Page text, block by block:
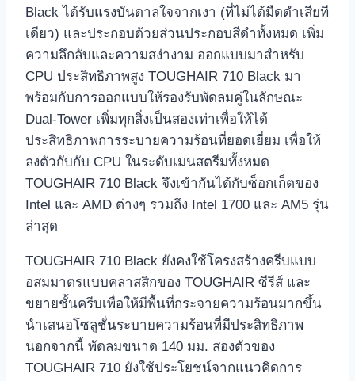
Black ได้รับแรงบันดาลใจจากเงา (ที่ไม่ได้มืดดำเสียที
เดียว) และประกอบด้วยส่วนประกอบสีดำทั้งหมด เพิ่ม
ความลึกลับและความสง่างาม ออกแบบมาสำหรับ
CPU ประสิทธิภาพสูง TOUGHAIR 710 Black มา
พร้อมกับการออกแบบให้รองรับพัดลมคู่ในลักษณะ
Dual-Tower เพิ่มทุกสิ่งเป็นสองเท่าเพื่อให้ได้
ประสิทธิภาพการระบายความร้อนที่ยอดเยี่ยม เพื่อให้
ลงตัวกับกับ CPU ในระดับเมนสตรีมทั้งหมด
TOUGHAIR 710 Black จึงเข้ากันได้กับซ็อกเก็ตของ
Intel และ AMD ต่างๆ รวมถึง Intel 1700 และ AM5 รุ่น
ล่าสุด
TOUGHAIR 710 Black ยังคงใช้โครงสร้างครีบแบบ
อสมมาตรแบบคลาสสิกของ TOUGHAIR ซีรีส์ และ
ขยายชั้นครีบเพื่อให้มีพื้นที่กระจายความร้อนมากขึ้น
นำเสนอโซลูชั่นระบายความร้อนที่มีประสิทธิภาพ
นอกจากนี้ พัดลมขนาด 140 มม. สองตัวของ
TOUGHAIR 710 ยังใช้ประโยชน์จากแนวคิดการ